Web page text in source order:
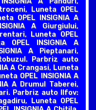
Luneta OPEL
OPEL INSIGNIA A
A Giurgiului,
Luneta OPEL
OPEL INSIGNIA A
A Pieptanari,
Parbriz auto
A Crangasi, Luneta
OPEL INSIGNIA A
A Drumul Taberei,
Parbriz auto Ilfov:
Luneta OPEL